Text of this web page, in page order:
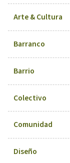
Arte & Cultura
Barranco
Barrio
Colectivo
Comunidad
Diseño